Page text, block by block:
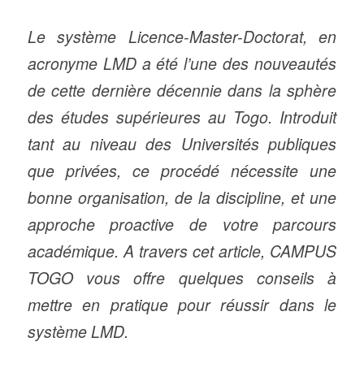
Le système Licence-Master-Doctorat, en
acronyme LMD a été l’une des nouveautés
de cette dernière décennie dans la sphère
des études supérieures au Togo. Introduit
tant au niveau des Universités publiques
que privées, ce procédé nécessite une
bonne organisation, de la discipline, et une
approche proactive de votre parcours
académique. A travers cet article, CAMPUS
TOGO vous offre quelques conseils à
mettre en pratique pour réussir dans le
système LMD.